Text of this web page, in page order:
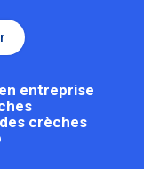
entreprise
crèches